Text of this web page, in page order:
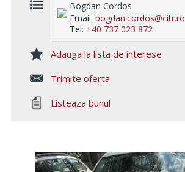
Bogdan Cordos
Email: bogdan.cordos@citr.ro
Tel: +40 737 023 872
Adauga la lista de interese
Trimite oferta
Listeaza bunul